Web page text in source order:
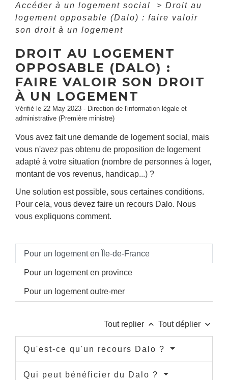
Accéder à un logement social
> Droit au
logement opposable (Dalo) : faire valoir
son droit à un logement
DROIT AU LOGEMENT
OPPOSABLE (DALO) :
FAIRE VALOIR SON DROIT
À UN LOGEMENT
Vérifié le 22 May 2023 - Direction de l'information légale et
administrative (Première ministre)
Vous avez fait une demande de logement social, mais
vous n'avez pas obtenu de proposition de logement
adapté à votre situation (nombre de personnes à loger,
montant de vos revenus, handicap...) ?
Une solution est possible, sous certaines conditions.
Pour cela, vous devez faire un recours Dalo. Nous
vous expliquons comment.
Pour un logement en Île-de-France
Pour un logement en province
Pour un logement outre-mer
Tout replier keyboard_arrow_up Tout déplier keyboard_arrow_down
Qu'est-ce qu'un recours Dalo ?
Qui peut bénéficier du Dalo ?